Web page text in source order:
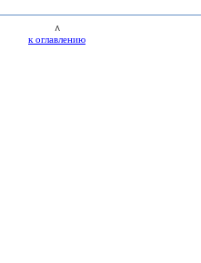
^
к оглавлению